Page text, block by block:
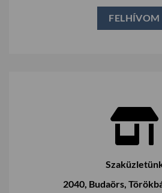
FELHÍVOM
2040, Budaörs,